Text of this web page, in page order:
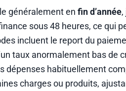
généralement en fin d’année
sous 48 heures, ce qui
incluent le report du
taux anormalement bas
dépenses habituellement
charges ou produits,